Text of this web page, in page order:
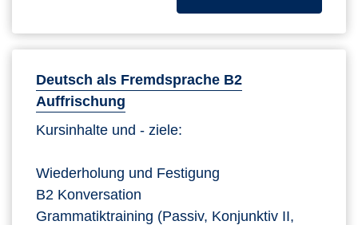
Deutsch als Fremdsprache B2
Auffrischung
Kursinhalte und - ziele:
Wiederholung und Festigung
B2 Konversation
Grammatiktraining (Passiv, Konjunktiv II,